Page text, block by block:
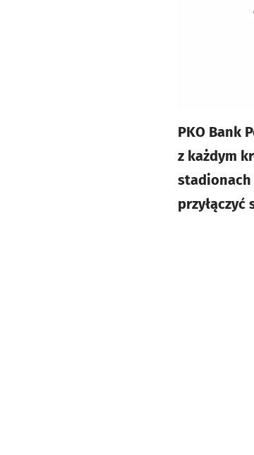
PKO Bank
z każdym
stadionach